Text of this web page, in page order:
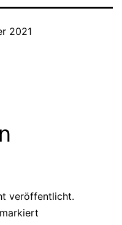
2021
veröffentlicht.
markiert